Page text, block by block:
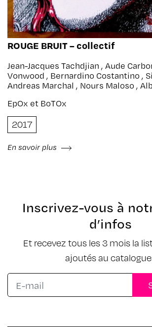
ROUGE BRUIT – collectif
Jean-Jacques Tachdjian , Aude
Vonwood , Bernardino Costantino ,
Andreas Marchal , Nours Maloso ,
A4 Putevie , Brumes & Le Gueux ,
, Audrey Faury , Pakito Bolino , Ben
Cayet , Bill Noir , Carles G.O’D ,
Bastard , Sam Szymanski , Pierre
Rausch , Piet du Congo , ZZT’off ,
Beneitez , Walter Gross , Herbot ,
EpOx et BoTOx
2017
En savoir plus
Inscrivez-vous à
d’infos
Et recevez tous les 3 mois la
ajoutés au